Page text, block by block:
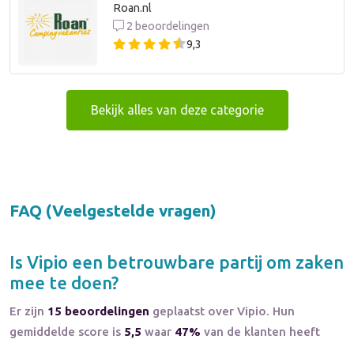
Roan.nl
2 beoordelingen
9,3
Bekijk alles van deze categorie
FAQ (Veelgestelde vragen)
Is Vipio een betrouwbare partij om zaken
mee te doen?
Er zijn 15 beoordelingen geplaatst over Vipio. Hun
gemiddelde score is 5,5 waar 47% van de klanten heeft